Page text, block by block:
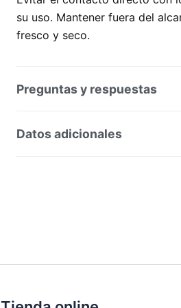
su uso. Mantener fuera del
fresco y seco.
Preguntas y respuestas
Preguntas y respuestas
Datos adicionales